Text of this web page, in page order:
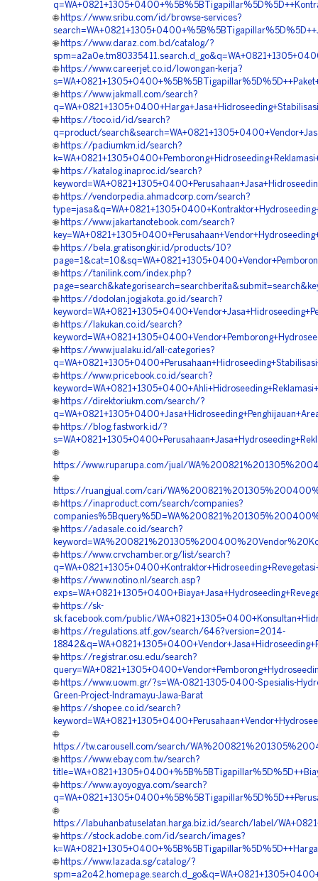
🌐 https://www.sribu.com/id/browse-services?
🌐 https://www.daraz.com.bd/catalog/?
🌐 https://www.careerjet.co.id/lowongan-kerja?
🌐 https://www.jakmall.com/search?
🌐 https://toco.id/id/search?
q=product/
🌐 https://padiumkm.id/search?
🌐 https://katalog.inaproc.id/search?
🌐 https://vendorpedia.ahmadcorp.com/search?
🌐 https://www.jakartanotebook.com/search?
🌐 https://bela.gratisongkir.id/products/10?
🌐 https://tanilink.com/index.php?
🌐 https://dodolan.jogjakota.go.id/search?
🌐 https://lakukan.co.id/search?
🌐 https://www.jualaku.id/all-categories?
🌐 https://www.pricebook.co.id/search?
🌐 https://direktoriukm.com/search/?
🌐 https://blog.fastwork.id/?
🌐
https://www.ruparupa.com/jual/
🌐
https://ruangjual.com/cari/
🌐 https://inaproduct.com/search/companies?
🌐 https://adasale.co.id/search?
🌐 https://www.crvchamber.org/list/search?
🌐 https://www.notino.nl/search.asp?
🌐 https://sk-
sk.facebook.com/public/
🌐 https://regulations.atf.gov/search/646?version=2014-
🌐 https://registrar.osu.edu/search?
🌐 https://www.uowm.gr/?s=WA-0821-1305-0400-Spesialis-
Green-Project-Indramayu-Jawa-Barat
🌐 https://shopee.co.id/search?
🌐
https://tw.carousell.com/search/
🌐 https://www.ebay.com.tw/search?
🌐 https://www.ayoyogya.com/search?
🌐
https://labuhanbatuselatan.harga.biz.id/search/label/
🌐 https://stock.adobe.com/id/search/images?
🌐 https://www.lazada.sg/catalog/?